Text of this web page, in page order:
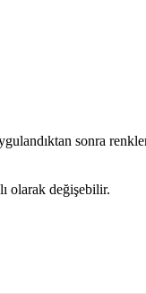
sonra
olarak değişebilir.